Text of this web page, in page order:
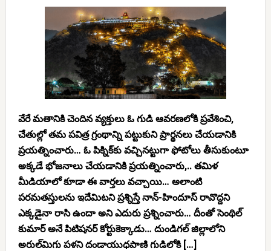
వేరే మతానికి చెందిన వ్యక్తులు ఓ గుడి ఆవరణలోకి ప్రవేశించి,
చేతుల్లో తమ పవిత్ర గ్రంథాన్ని పట్టుకుని ప్రార్థనలు చేయడానికి
ప్రయత్నించారు… ఓ పిక్నిక్‌కు వచ్చినట్టుగా ఫోటోలు తీసుకుంటూ
అక్కడే భోజనాలు చేయడానికి ప్రయత్నించారు,.. తమిళ
మీడియాలో కూడా ఈ వార్తలు వచ్చాయి… అలాంటి
పరమతస్తులను ఇదేమిటని ప్రశ్నిస్తే నాన్-హిందూస్ రావొద్దని
ఎక్కడైనా రాసి ఉందా అని ఎదురు ప్రశ్నించారు… దీంతో సెంథిల్
కుమార్ అనే పిటిషనర్ కోర్టుకెక్కాడు… దుండిగల్ జిల్లాలోని
అరుల్‌మిగు పళని దండాయుధపాణి గుడిలోకి […]